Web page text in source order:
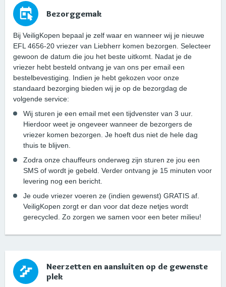
Bezorggemak
Bij VeiligKopen bepaal je zelf waar en wanneer wij je nieuwe
EFL 4656-20 vriezer van Liebherr komen bezorgen. Selecteer
gewoon de datum die jou het beste uitkomt. Nadat je de
vriezer hebt besteld ontvang je van ons per email een
bestelbevestiging. Indien je hebt gekozen voor onze
standaard bezorging bieden wij je op de bezorgdag de
volgende service:
Wij sturen je een email met een tijdvenster van 3 uur.
Hierdoor weet je ongeveer wanneer de bezorgers de
vriezer komen bezorgen. Je hoeft dus niet de hele dag
thuis te blijven.
Zodra onze chauffeurs onderweg zijn sturen ze jou een
SMS of wordt je gebeld. Verder ontvang je 15 minuten voor
levering nog een bericht.
Je oude vriezer voeren ze (indien gewenst) GRATIS af.
VeiligKopen zorgt er dan voor dat deze netjes wordt
gerecycled. Zo zorgen we samen voor een beter milieu!
Neerzetten en aansluiten op de gewenste
plek